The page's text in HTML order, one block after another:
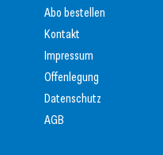
Abo bestellen
Kontakt
Impressum
Offenlegung
Datenschutz
AGB